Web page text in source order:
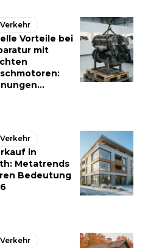
Vorteile bei
mit
in
Metatrends
Bedeutung